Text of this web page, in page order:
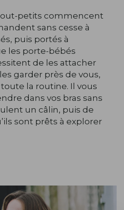
petits commencent
sans cesse à
puis portés à
les porte-bébés
de les attacher
garder près de vous,
la routine. Il vous
dans vos bras sans
un câlin, puis de
sont prêts à explorer